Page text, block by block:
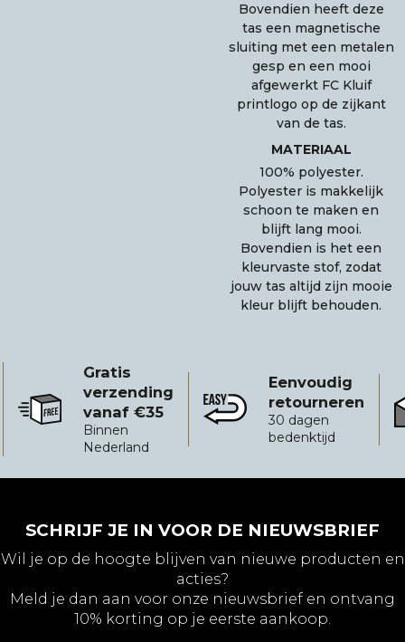
Bovendien heeft deze
tas een magnetische
sluiting met een metalen
gesp en een mooi
afgewerkt FC Kluif
printlogo op de zijkant
van de tas.
MATERIAAL
100% polyester.
Polyester is makkelijk
schoon te maken en
blijft lang mooi.
Bovendien is het een
kleurvaste stof, zodat
jouw tas altijd zijn mooie
kleur blijft behouden.
Gratis
verzending
vanaf €35
Binnen
Nederland
Gratis verzending vanaf €35
Eenvoudig
retourneren
30 dagen
bedenktijd
Eenvoudig retourneren
SCHRIJF JE IN VOOR DE NIEUWSBRIEF
Wil je op de hoogte blijven van nieuwe producten en
acties?
Meld je dan aan voor onze nieuwsbrief en ontvang
10% korting op je eerste aankoop.